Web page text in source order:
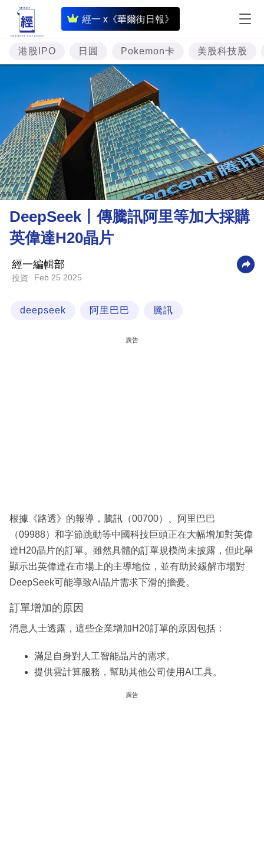
經一 x《華爾街日報》
即
時
財
經
題
投
資
理
財
商
科
區
港股IPO 日圓 Pokemon卡 美股科技股
DeepSeek丨傳騰訊阿里等加大採購
英偉達H20晶片
經一編輯部
投資 Feb 25 2025
deepseek 阿里巴巴 騰訊
廣告
根據《路透》的報導，騰訊（00700）、阿里巴巴
（09988）和字節跳動等中國科技巨頭正在大幅增加對英偉
達H20晶片的訂單。雖然具體的訂單規模尚未披露，但此舉
顯示出英偉達在市場上的主導地位，並有助於緩解市場對
DeepSeek可能導致AI晶片需求下滑的擔憂。
訂單增加的原因
消息人士透露，這些企業增加H20訂單的原因包括：
滿足自身對人工智能晶片的需求。
提供雲計算服務，幫助其他公司使用AI工具。
廣告